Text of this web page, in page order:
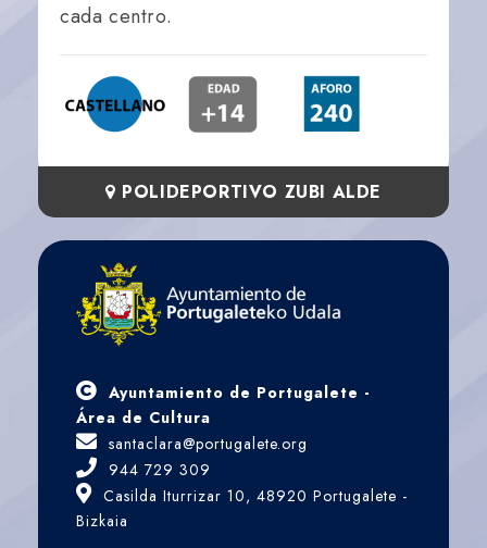
cada centro.
POLIDEPORTIVO ZUBI ALDE
Ayuntamiento de Portugalete -
Área de Cultura
santaclara@portugalete.org
944 729 309
Casilda Iturrizar 10, 48920 Portugalete -
Bizkaia